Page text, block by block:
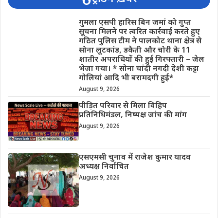
गुमला एसपी हारिस बिन जमां को गुप्त
सूचना मिलने पर त्वरित कार्रवाई करते हुए
गठित पुलिस टीम ने पालकोट थाना क्षेत्र से
सोना लूटकांड, डकैती और चोरी के 11
शातीर अपराधियों की हुई गिरफ्तारी – जेल
भेजा गया। * सोना चांदी नगदी देशी कट्टा
गोलियां आदि भी बरामदगी हुई*
August 9, 2026
पीड़ित परिवार से मिला विहिप
प्रतिनिधिमंडल, निष्पक्ष जांच की मांग
August 9, 2026
एसएमसी चुनाव में राजेश कुमार यादव
अध्यक्ष निर्वाचित
August 9, 2026